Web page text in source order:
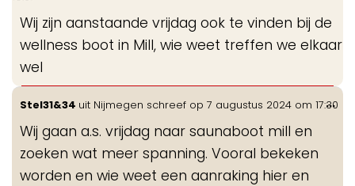
Wij zijn aanstaande vrijdag ook te vinden bij de
wellness boot in Mill, wie weet treffen we elkaar
wel
Stel31&34 uit Nijmegen schreef op 7 augustus 2024 om 17:30
Wij gaan a.s. vrijdag naar saunaboot mill en
zoeken wat meer spanning. Vooral bekeken
worden en wie weet een aanraking hier en
...